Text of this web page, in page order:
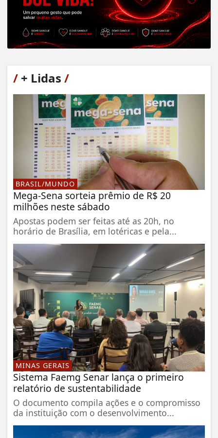
/ + Lidas /
BRASIL/MUNDO
Mega-Sena sorteia prêmio de R$ 20
milhões neste sábado
Apostas podem ser feitas até as 20h, no
horário de Brasília, em lotéricas e pela...
MINAS GERAIS
Sistema Faemg Senar lança o primeiro
relatório de sustentabilidade
O documento compila ações e o compromisso
da instituição com o desenvolvimento...